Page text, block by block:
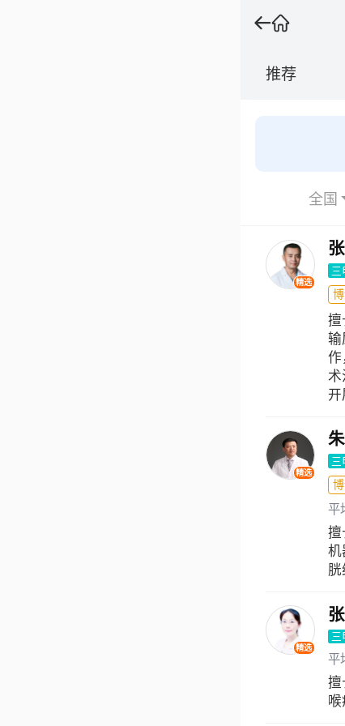
推荐
全国
精选
三
擅
开
精选
三
平
擅
胱
精选
三
平
擅